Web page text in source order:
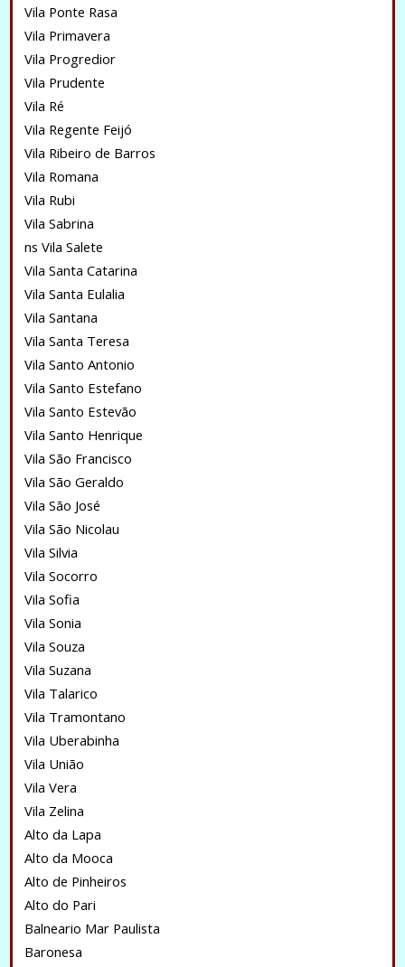
Vila Ponte Rasa
Vila Primavera
Vila Progredior
Vila Prudente
Vila Ré
Vila Regente Feijó
Vila Ribeiro de Barros
Vila Romana
Vila Rubi
Vila Sabrina
ns Vila Salete
Vila Santa Catarina
Vila Santa Eulalia
Vila Santana
Vila Santa Teresa
Vila Santo Antonio
Vila Santo Estefano
Vila Santo Estevão
Vila Santo Henrique
Vila São Francisco
Vila São Geraldo
Vila São José
Vila São Nicolau
Vila Silvia
Vila Socorro
Vila Sofia
Vila Sonia
Vila Souza
Vila Suzana
Vila Talarico
Vila Tramontano
Vila Uberabinha
Vila União
Vila Vera
Vila Zelina
Alto da Lapa
Alto da Mooca
Alto de Pinheiros
Alto do Pari
Balneario Mar Paulista
Baronesa